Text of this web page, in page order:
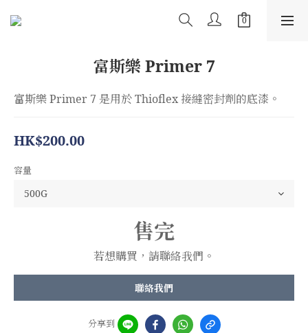
富斯樂 Primer 7
富斯樂 Primer 7 是用於 Thioflex 接縫密封劑的底漆。
HK$200.00
容量
售完
若想購買，請聯絡我們。
聯絡我們
分享到